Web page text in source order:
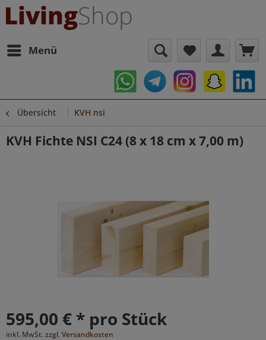
Menü
Übersicht KVH nsi
KVH Fichte NSI C24 (8 x 18 cm x 7,00 m)
595,00 € * pro Stück
inkl. MwSt. zzgl. Versandkosten